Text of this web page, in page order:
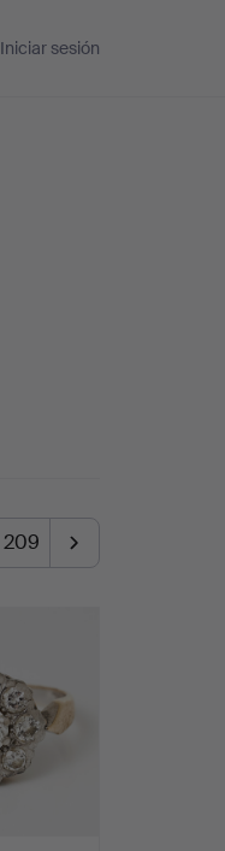
Iniciar sesión
209